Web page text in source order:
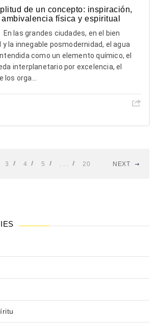
de un concepto: inspiración,
física y espiritual
las grandes ciudades, en el bien
y la innegable posmodernidad, el agua
como un elemento químico, el
interplanetario por excelencia, el
orga...
3 4 5 20 NEXT